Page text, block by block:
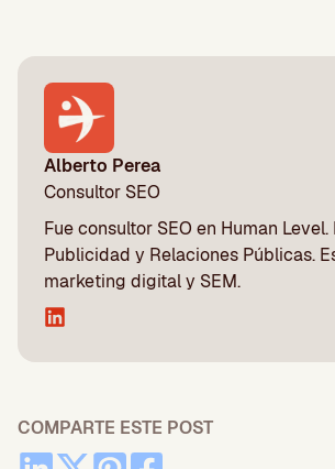
Alberto Perea
Consultor SEO
Fue consultor SEO en Human
Publicidad y Relaciones Públicas.
marketing digital y SEM.
COMPARTE ESTE POST